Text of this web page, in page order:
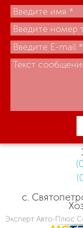
с.
Эксперт Авто-Плюс